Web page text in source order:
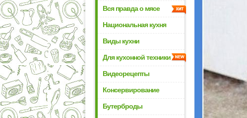
Вся правда о мясе
Национальная кухня
Виды кухни
Для кухонной техники
Видеорецепты
Консервирование
Бутерброды